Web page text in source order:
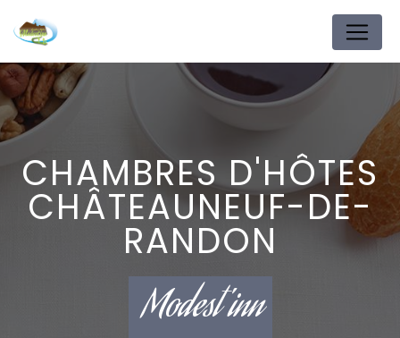
CHAMBRES D'HÔTES
CHÂTEAUNEUF-DE-
RANDON
Modest'inn